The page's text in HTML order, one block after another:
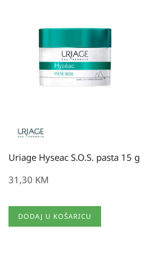
Uriage Hyseac S.O.S. pasta 15 g
31,30 KM
DODAJ U KOŠARICU